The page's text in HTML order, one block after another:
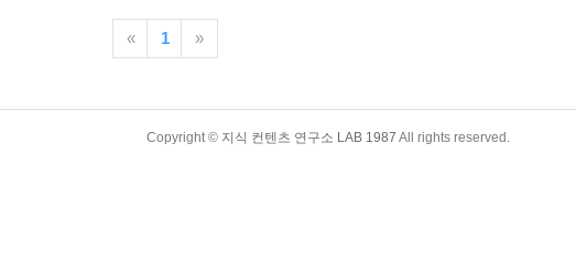
신한카드와 삼성카드의 가족카드 발급 안내 및 발급 방법 미성년자도 발급이 가능한 신용카
계신가요? 미성년자가 신용카드를 사용할 수 있 lab-1987...
« 1 »
Copyright © 지식 컨텐츠 연구소 LAB 1987 All rights reserved.